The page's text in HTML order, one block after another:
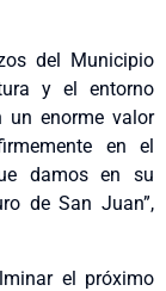
del Municipio
y el entorno
un enorme valor
en el
damos en su
de San Juan”,
el próximo